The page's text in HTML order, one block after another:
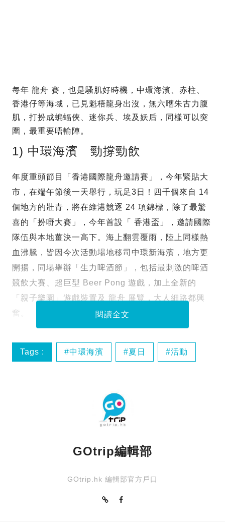
每年 龍舟 賽，也是騷肌好時機，中環海濱、赤柱、
香港仔等海域，已見魁梧龍身出沒，無六嚿朱古力腹
肌，打扮成蝙蝠俠、迷你兵、埃及妖后，同樣可以突
圍，最重要唔輸陣。
1) 中環海濱 勁撐勁飲
年度重頭節目「香港國際龍舟邀請賽」，今年緊貼大
市，在端午節後一天舉行，玩足3日！四千個來自 14
個地方的壯青，將在維港競逐 24 項錦標，除了最驚
喜的「扮嘢大賽」，今年首設「 香港盃」，邀請國際
隊伍與本地薑決一高下。海上翻雲覆雨，陸上同樣熱
血沸騰，皆因今次活動場地移司中環新海濱，地方更
開揚，同場舉辦「生力啤酒節」，包括最刺激的啤酒
競飲大賽、超巨型 Beer Pong 遊戲，加上全新的
「親子樂園」遊戲裝置及 龍舟 展覽，大人細路都興
奮。
閱讀全文
Tags : 中環海濱 夏日 活動
GOtrip編輯部
GOtrip.hk 編輯部官方戶口